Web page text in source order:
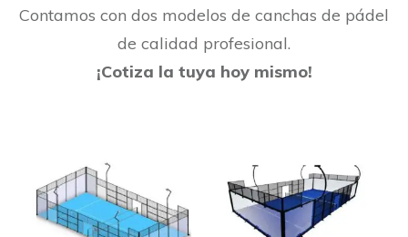
Contamos con dos modelos de canchas de pádel
de calidad profesional.
¡Cotiza la tuya hoy mismo!